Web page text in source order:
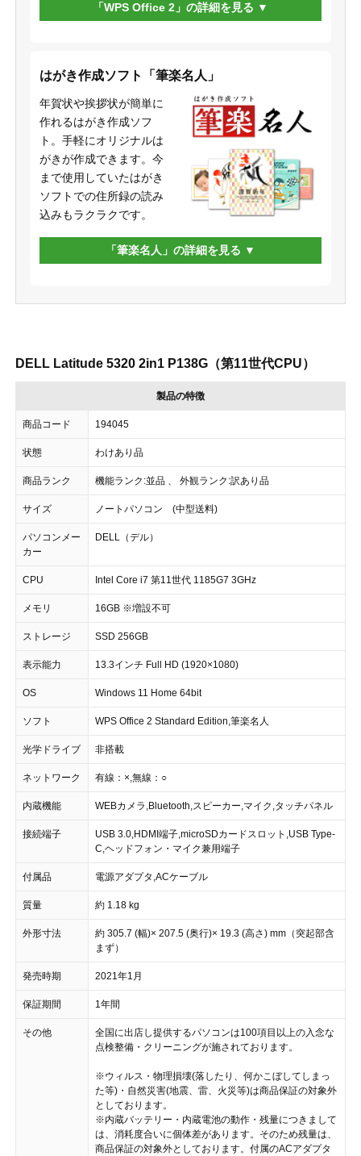
「WPS Office 2」の詳細を見る
はがき作成ソフト「筆楽名人」
年賀状や挨拶状が簡単に
作れるはがき作成ソフ
ト。手軽にオリジナルは
がきが作成できます。今
まで使用していたはがき
ソフトでの住所録の読み
込みもラクラクです。
「筆楽名人」の詳細を見る
DELL Latitude 5320 2in1 P138G（第11世代CPU）
製品の特徴
商品コード 194045
状態 わけあり品
商品ランク 機能ランク:並品 、 外観ランク:訳あり品
サイズ ノートパソコン (中型送料)
パソコンメー
カー
DELL（デル）
CPU Intel Core i7 第11世代 1185G7 3GHz
メモリ 16GB ※増設不可
ストレージ SSD 256GB
表示能力 13.3インチ Full HD (1920×1080)
OS Windows 11 Home 64bit
ソフト WPS Office 2 Standard Edition,筆楽名人
光学ドライブ 非搭載
ネットワーク 有線：×,無線：○
内蔵機能 WEBカメラ,Bluetooth,スピーカー,マイク,タッチパネル
接続端子
USB 3.0,HDMI端子,microSDカードスロット,USB Type-
C,ヘッドフォン・マイク兼用端子
付属品 電源アダプタ,ACケーブル
質量 約 1.18 kg
外形寸法
約 305.7 (幅)× 207.5 (奥行)× 19.3 (高さ) mm（突起部含
まず）
発売時期 2021年1月
保証期間 1年間
その他
全国に出店し提供するパソコンは100項目以上の入念な
点検整備・クリーニングが施されております。
※ウィルス・物理損壊(落したり、何かこぼしてしまっ
た等)・自然災害(地震、雷、火災等)は商品保証の対象外
としております。
※内蔵バッテリー・内蔵電池の動作・残量につきまして
は、消耗度合いに個体差があります。そのため残量は、
商品保証の対象外としております。付属のACアダプタ